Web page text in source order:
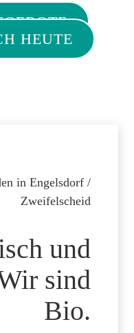
HEUTE
in Engelsdorf /
Zweifelscheid
und
sind
Bio.